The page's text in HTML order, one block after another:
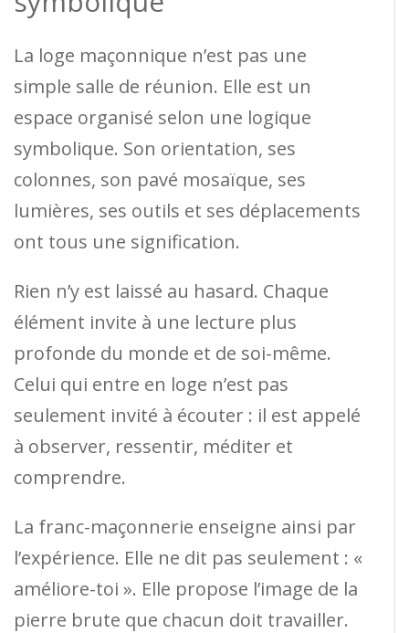
La loge maçonnique n’est pas une
simple salle de réunion. Elle est un
espace organisé selon une logique
symbolique. Son orientation, ses
colonnes, son pavé mosaïque, ses
lumières, ses outils et ses déplacements
ont tous une signification.
Rien n’y est laissé au hasard. Chaque
élément invite à une lecture plus
profonde du monde et de soi-même.
Celui qui entre en loge n’est pas
seulement invité à écouter : il est appelé
à observer, ressentir, méditer et
comprendre.
La franc-maçonnerie enseigne ainsi par
l’expérience. Elle ne dit pas seulement : «
améliore-toi ». Elle propose l’image de la
pierre brute que chacun doit travailler.